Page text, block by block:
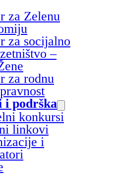
za Zelenu
za socijalno
–
za rodnu
i podrška
konkursi
linkovi
i